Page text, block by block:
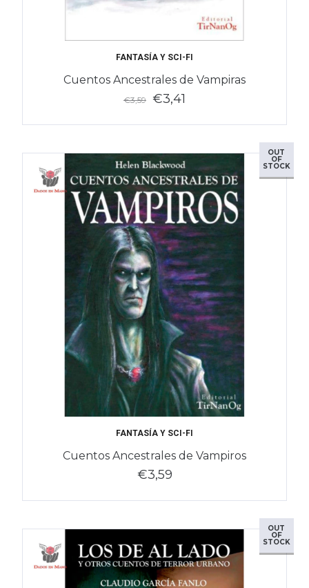
FANTASÍA Y SCI-FI
Cuentos Ancestrales de Vampiras
€3,59 €3,41
OUT
OF
STOCK
FANTASÍA Y SCI-FI
Cuentos Ancestrales de Vampiros
€3,59
OUT
OF
STOCK